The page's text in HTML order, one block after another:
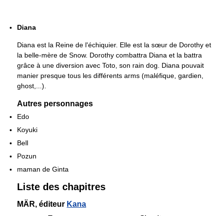
Diana
Diana est la Reine de l'échiquier. Elle est la sœur de Dorothy et
la belle-mère de Snow. Dorothy combattra Diana et la battra
grâce à une diversion avec Toto, son rain dog. Diana pouvait
manier presque tous les différents arms (maléfique, gardien,
ghost,...).
Autres personnages
Edo
Koyuki
Bell
Pozun
maman de Ginta
Liste des chapitres
MÄR, éditeur Kana